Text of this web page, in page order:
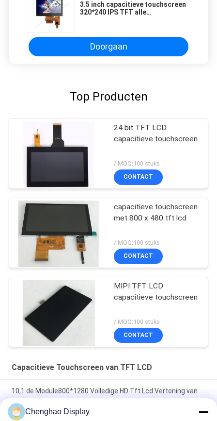
3.5 inch capacitieve touchscreen
320*240 IPS TFT alle
Doorgaan
Top Producten
24 bit TFT LCD
capacitieve touchscreen
/ MOQ:100 stuks
CONTACT
capacitieve touchscreen
met 800 x 480 tft lcd
/ MOQ:100 stuks
CONTACT
MIPI TFT LCD
capacitieve touchscreen
/ MOQ:100 stuks
CONTACT
Capacitieve Touchscreen van TFT LCD
10,1 de Module800*1280 Volledige HD Tft Lcd Vertoning van
het duim Capacitieve Touche screen
Chenghao Display